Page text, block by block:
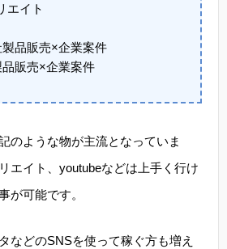
エイト
品販売×企業案件
販売×企業案件
のような物が主流となっていま
エイト、youtubeなどは上手く行け
が可能です。
などのSNSを使って稼ぐ方も増え